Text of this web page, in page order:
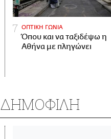
ΟΠΤΙΚΗ ΓΩΝΙΑ
Όπου και να ταξιδέψω η
Αθήνα με πληγώνει
ΔΗΜΟΦΙΛΗ